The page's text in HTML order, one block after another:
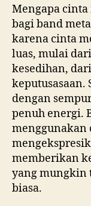
Mengapa
bagi band
karena cinta
luas, mulai
kesedihan,
keputusasaan.
dengan
penuh energi.
menggunakan
memberikan
yang mungkin
biasa.